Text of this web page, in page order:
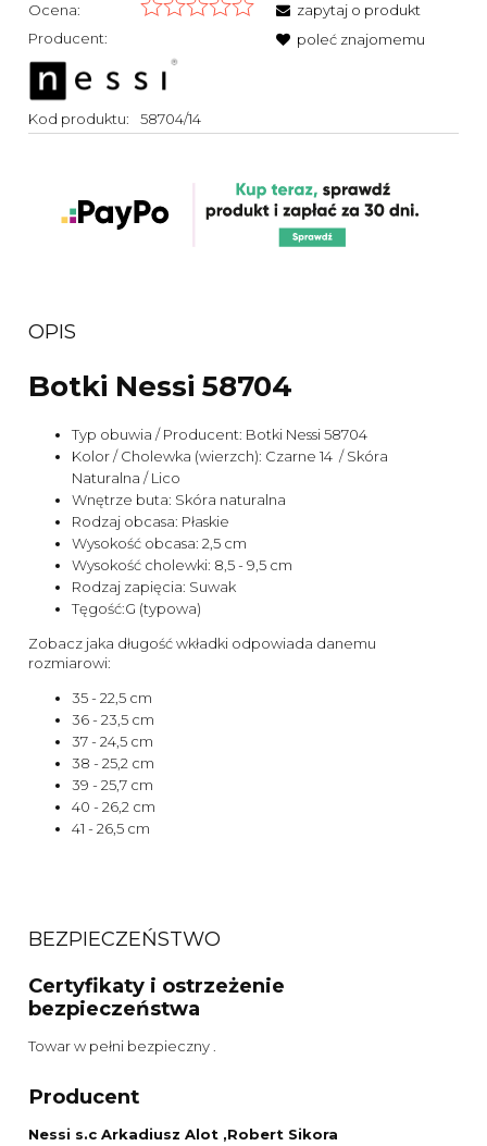
Ocena:
Producent:
Kod produktu: 58704/14
zapytaj o produkt
poleć znajomemu
OPIS
Botki Nessi 58704
Typ obuwia / Producent: Botki Nessi 58704
Kolor / Cholewka (wierzch): Czarne 14 / Skóra
Naturalna / Lico
Wnętrze buta: Skóra naturalna
Rodzaj obcasa: Płaskie
Wysokość obcasa: 2,5 cm
Wysokość cholewki: 8,5 - 9,5 cm
Rodzaj zapięcia: Suwak
Tęgość:G (typowa)
Zobacz jaka długość wkładki odpowiada danemu
rozmiarowi:
35 - 22,5 cm
36 - 23,5 cm
37 - 24,5 cm
38 - 25,2 cm
39 - 25,7 cm
40 - 26,2 cm
41 - 26,5 cm
BEZPIECZEŃSTWO
Certyfikaty i ostrzeżenie
bezpieczeństwa
Towar w pełni bezpieczny .
Producent
Nessi s.c Arkadiusz Alot ,Robert Sikora